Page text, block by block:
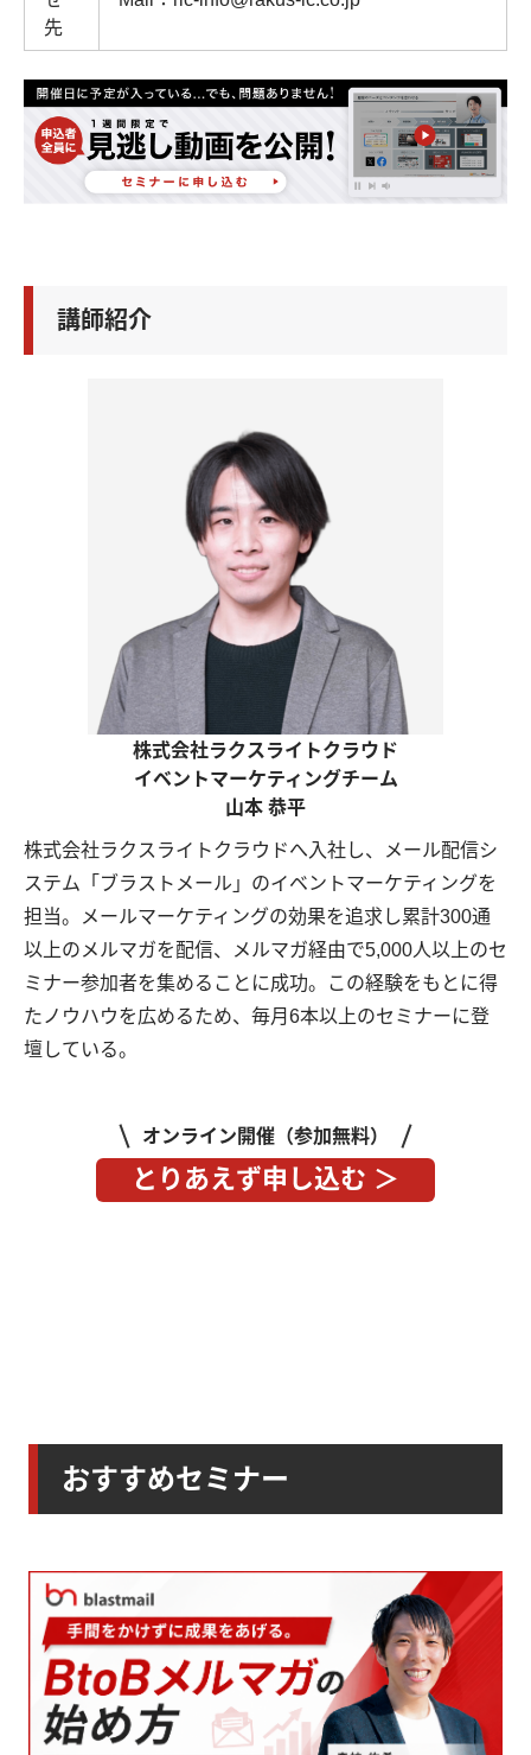
先
講師紹介
株式会社ラクスライトクラウド
イベントマーケティングチーム
山本 恭平
株式会社ラクスライトクラウドへ入社し、メール配信シ
ステム「ブラストメール」のイベントマーケティングを
担当。メールマーケティングの効果を追求し累計300通
以上のメルマガを配信、メルマガ経由で5,000人以上のセ
ミナー参加者を集めることに成功。この経験をもとに得
たノウハウを広めるため、毎月6本以上のセミナーに登
壇している。
オンライン開催（参加無料）
とりあえず申し込む ＞
おすすめセミナー